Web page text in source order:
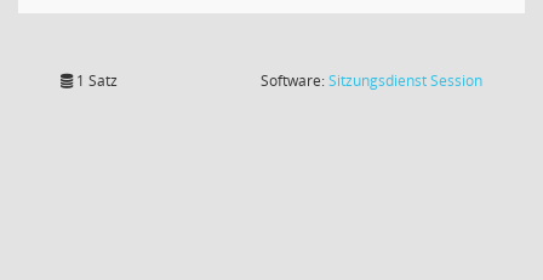
1 Satz Software:SitzungsdienstSession(Wird in